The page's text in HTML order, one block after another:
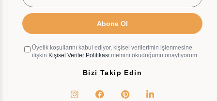
Abone Ol
Üyelik koşullarını kabul ediyor, kişisel verilerimin işlenmesine
ilişkin Kişisel Veriler Politikası metnini okuduğumu onaylıyorum.
Bizi Takip Edin